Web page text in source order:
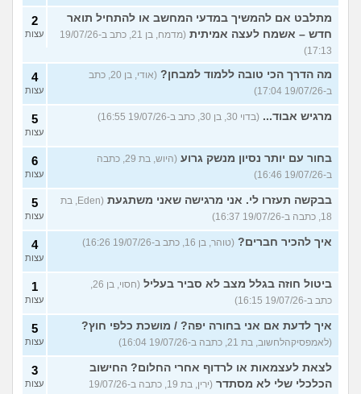
מתלבט אם להמשיך במדעי המחשב או להתחיל תואר
חדש – אשמח לעצה אמיתית
(מדמח, בן 21, כתב ב-19/07/26
17:13)
2
עצות
מה הדרך הכי טובה ללמוד למבחן?
(אודי, בן 20, כתב
ב-19/07/26 17:04)
4
עצות
מרגיש אבוד... (בדוי 30, בן 30, כתב ב-19/07/26 16:55) 5
עצות
בחור עם יותר נסיון מנשק גרוע
(היוש, בת 29, כתבה
ב-19/07/26 16:46)
6
עצות
בבקשה תעזרו לי. אני מרגישה שאני משתגעת
(Eden, בת
18, כתבה ב-19/07/26 16:37)
5
עצות
איך להכיר חברים? (טוהר, בן 16, כתב ב-19/07/26 16:26) 4
עצות
ביטול חוזה בגלל מצב לא סביר בעליל
(חסוי, בן 26,
כתב ב-19/07/26 16:15)
1
עצות
איך לדעת אם אני בחורה יפה? / מושכת כלפי חוץ?
(לאמפסיקהלחשוב, בת 21, כתבה ב-19/07/26 16:04)
5
עצות
לצאת לעצמאות או לרדוף אחרי החלום? החישוב
הכלכלי שלי לא מסתדר
(ירין, בת 19, כתבה ב-19/07/26
3
עצות